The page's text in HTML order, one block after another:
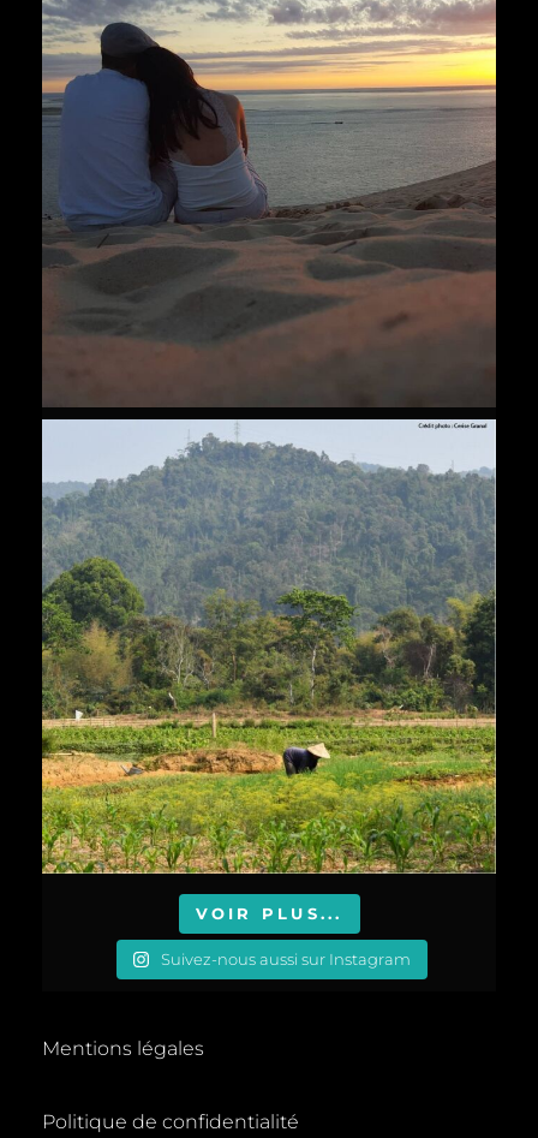
VOIR PLUS...
Suivez-nous aussi sur Instagram
Mentions légales
Politique de confidentialité